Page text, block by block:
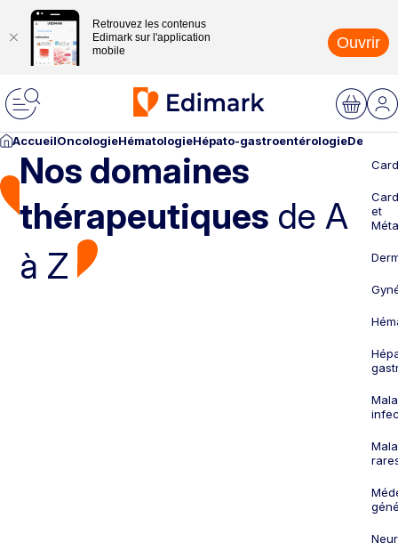
Retrouvez les contenus
Edimark sur l'application
mobile
Ouvrir
AccueilOncologieHématologieHépato-gastroentérologie
Nos domaines
thérapeutiques de A
à Z
et